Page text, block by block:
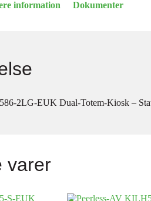
information Dokumenter
2LG-EUK Dual-Totem-Kiosk –
varer